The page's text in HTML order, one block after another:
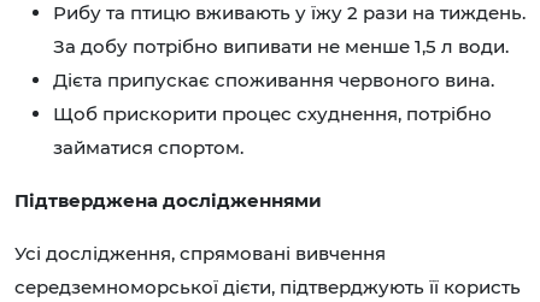
Рибу та птицю вживають у їжу 2 рази на тиждень.
За добу потрібно випивати не менше 1,5 л води.
Дієта припускає споживання червоного вина.
Щоб прискорити процес схуднення, потрібно
займатися спортом.
Підтверджена дослідженнями
Усі дослідження, спрямовані вивчення
середземноморської дієти, підтверджують її користь